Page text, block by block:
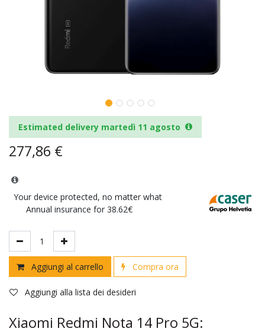
Estimated delivery martedì 11 agosto
277,86 €
Your device protected, no matter what
Annual insurance for 38.62€
Aggiungi al carrello Compra ora
Aggiungi alla lista dei desideri
Xiaomi Redmi Nota 14 Pro 5G: